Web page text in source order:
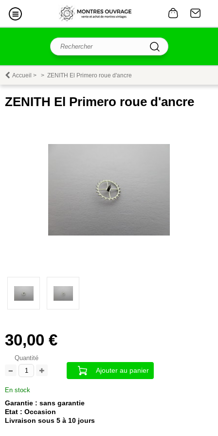
Accueil > > ZENITH El Primero roue d'ancre
ZENITH El Primero roue d'ancre
30,00 €
Quantité
Ajouter au panier
En stock
Garantie : sans garantie
Etat : Occasion
Livraison sous 5 à 10 jours